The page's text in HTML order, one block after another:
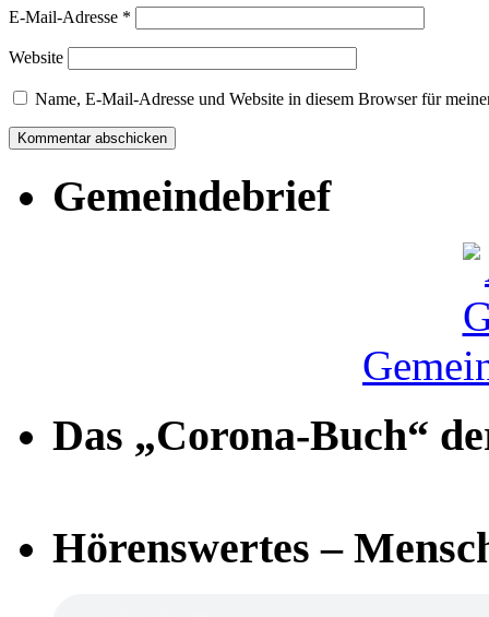
E-Mail-Adresse *
Website
Name, E-Mail-Adresse und Website in diesem Browser für
Gemeindebrief
Das „Corona-Buch“
Hörenswertes –